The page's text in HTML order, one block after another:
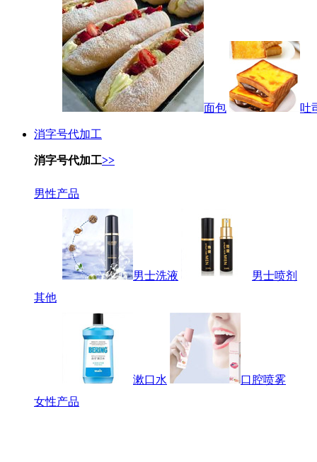
面包 吐
消字号代加工
消字号代加工>>
男性产品
男士洗液
男士喷剂
其他
漱口水
口腔喷雾
女性产品